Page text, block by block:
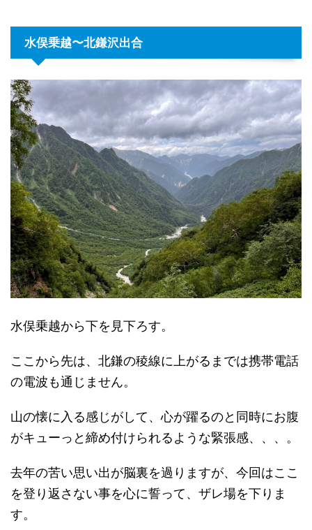
水俣乗越〜北鎌沢出合
水俣乗越から下を見下ろす。
ここから先は、北鎌の稜線に上がるまでは携帯電話
の電波も通じません。
山の懐に入る感じがして、心が躍るのと同時にお腹
がキューっと締め付けられるような緊張感、、、。
去年の苦い思い出が脳裏を過りますが、今回はここ
を登り返さない事を心に誓って、ザレ場を下りま
す。